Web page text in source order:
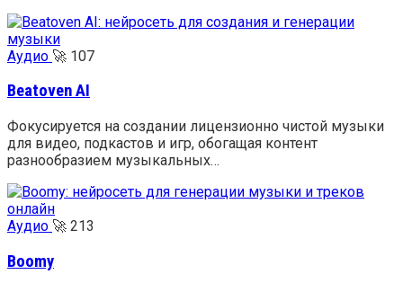
Аудио 🚀 107
Beatoven AI
Фокусируется на создании лицензионно чистой музыки
для видео, подкастов и игр, обогащая контент
разнообразием музыкальных…
Аудио 🚀 213
Boomy